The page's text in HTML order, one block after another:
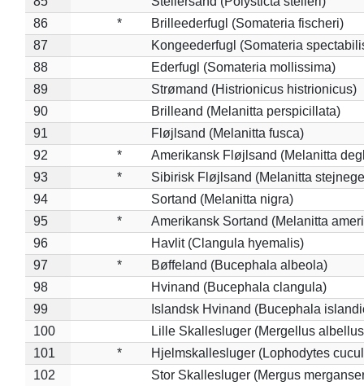
86
*
Brilleederfugl (Somateria fischeri)
87
Kongeederfugl (Somateria
88
Ederfugl (Somateria mollissima)
89
Strømand (Histrionicus histrionicus)
90
Brilleand (Melanitta perspicillata)
91
Fløjlsand (Melanitta fusca)
92
*
Amerikansk Fløjlsand (Melanitta
93
*
Sibirisk Fløjlsand (Melanitta
94
Sortand (Melanitta nigra)
95
*
Amerikansk Sortand (Melanitta
96
Havlit (Clangula hyemalis)
97
*
Bøffeland (Bucephala albeola)
98
Hvinand (Bucephala clangula)
99
Islandsk Hvinand (Bucephala
100
Lille Skallesluger (Mergellus
101
*
Hjelmskallesluger (Lophodytes
102
Stor Skallesluger (Mergus